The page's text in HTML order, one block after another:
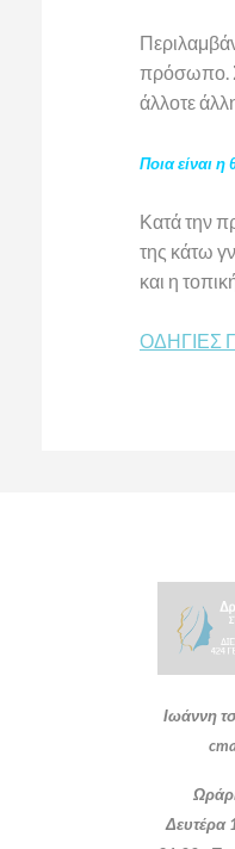
πρόσωπο.
άλλοτε
Ποια είναι
Κατά την
της κάτω
και η
ΟΔΗΓΙΕΣ
Ιωάννη
Δευτέρα